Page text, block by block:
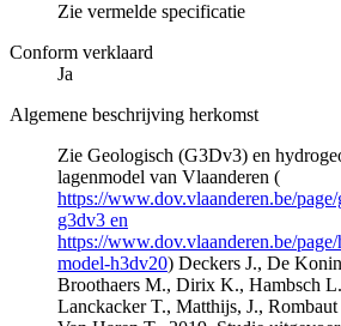
Zie vermelde specificatie
Conform verklaard
Ja
Algemene beschrijving herkomst
Zie Geologisch (G3Dv3) en
lagenmodel van Vlaanderen (
https://www.dov.vlaanderen.be/
g3dv3 en
https://www.dov.vlaanderen.be/
model-h3dv20) Deckers J., De
Broothaers M., Dirix K., Hambsch
Lanckacker T., Matthijs, J.,